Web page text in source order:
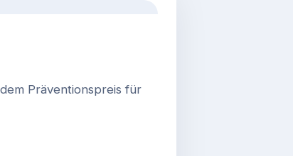
Präventionspreis für